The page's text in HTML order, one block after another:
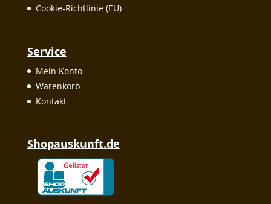
Cookie-Richtlinie (EU)
Service
Mein Konto
Warenkorb
Kontakt
Shopauskunft.de